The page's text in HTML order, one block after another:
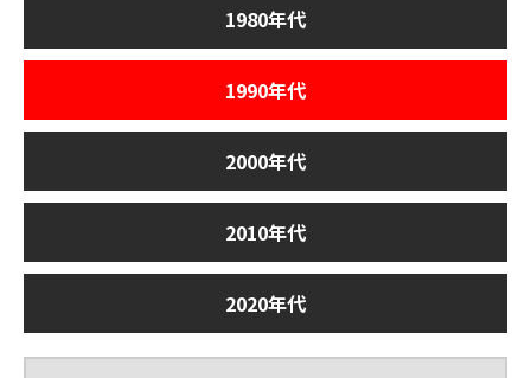
1980年代
1990年代
2000年代
2010年代
2020年代